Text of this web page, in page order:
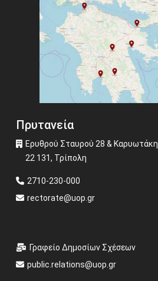
Πρυτανεία
Ερυθρού Σταυρού 28 & Καρυωτάκη
22 131, Τρίπολη
2710-230-000
rectorate@uop.gr
Γραφείο Δημοσίων Σχέσεων
public.relations@uop.gr